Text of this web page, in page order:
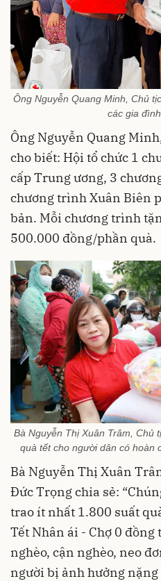
Ông Nguyễn Quang Minh, Chủ
các gia
Ông Nguyễn Quang
cho biết: Hội tổ chức 1
cấp Trung ương, 3
chương trình Xuân Biên
bản. Mỗi chương trình
500.000 đồng/phần quà.
Bà Nguyễn Thị Xuân Trâm,
quà tết cho người dân có hoàn
Bà Nguyễn Thị Xuân
Đức Trọng chia sẻ:
trao ít nhất 1.800 suất
Tết Nhân ái - Chợ 0
nghèo, cận nghèo, neo
người bị ảnh hưởng